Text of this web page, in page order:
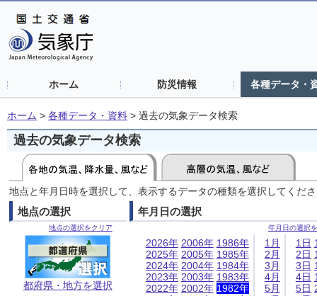
ホーム 防災情報 各種データ・
ホーム > 各種データ・資料 > 過去の気象データ検索
過去の気象データ検索
地点と年月日時を選択して、表示するデータの種類を選択してくだ
地点の選択
地点の選択をクリア
都府県・地方を選択
年月日の選択
年月日の選択
2026年
2025年
2024年
2023年
2022年
2006年
2005年
2004年
2003年
2002年
1986年
1985年
1984年
1983年
1982年
1月
2月
3月
4月
5月
1日
2日
3日
4日
5日